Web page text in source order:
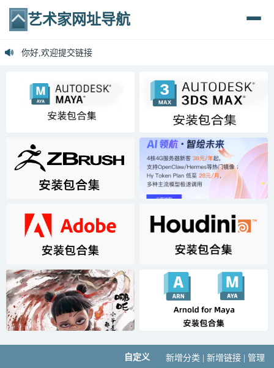
艺术家网址导航

欢迎访问艺术家导航
你好,欢迎提交链接
自定义 新增分类 新增链接 管理